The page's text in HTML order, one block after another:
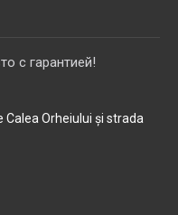
с гарантией!
Orheiului și strada